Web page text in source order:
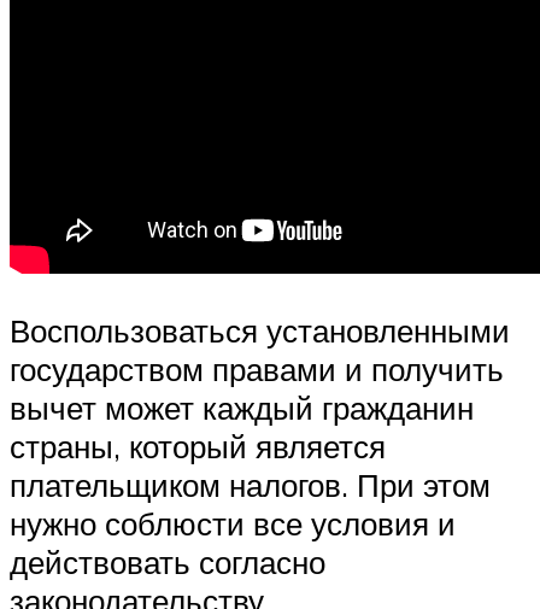
Воспользоваться установленными
государством правами и получить
вычет может каждый гражданин
страны, который является
плательщиком налогов. При этом
нужно соблюсти все условия и
действовать согласно
законодательству.